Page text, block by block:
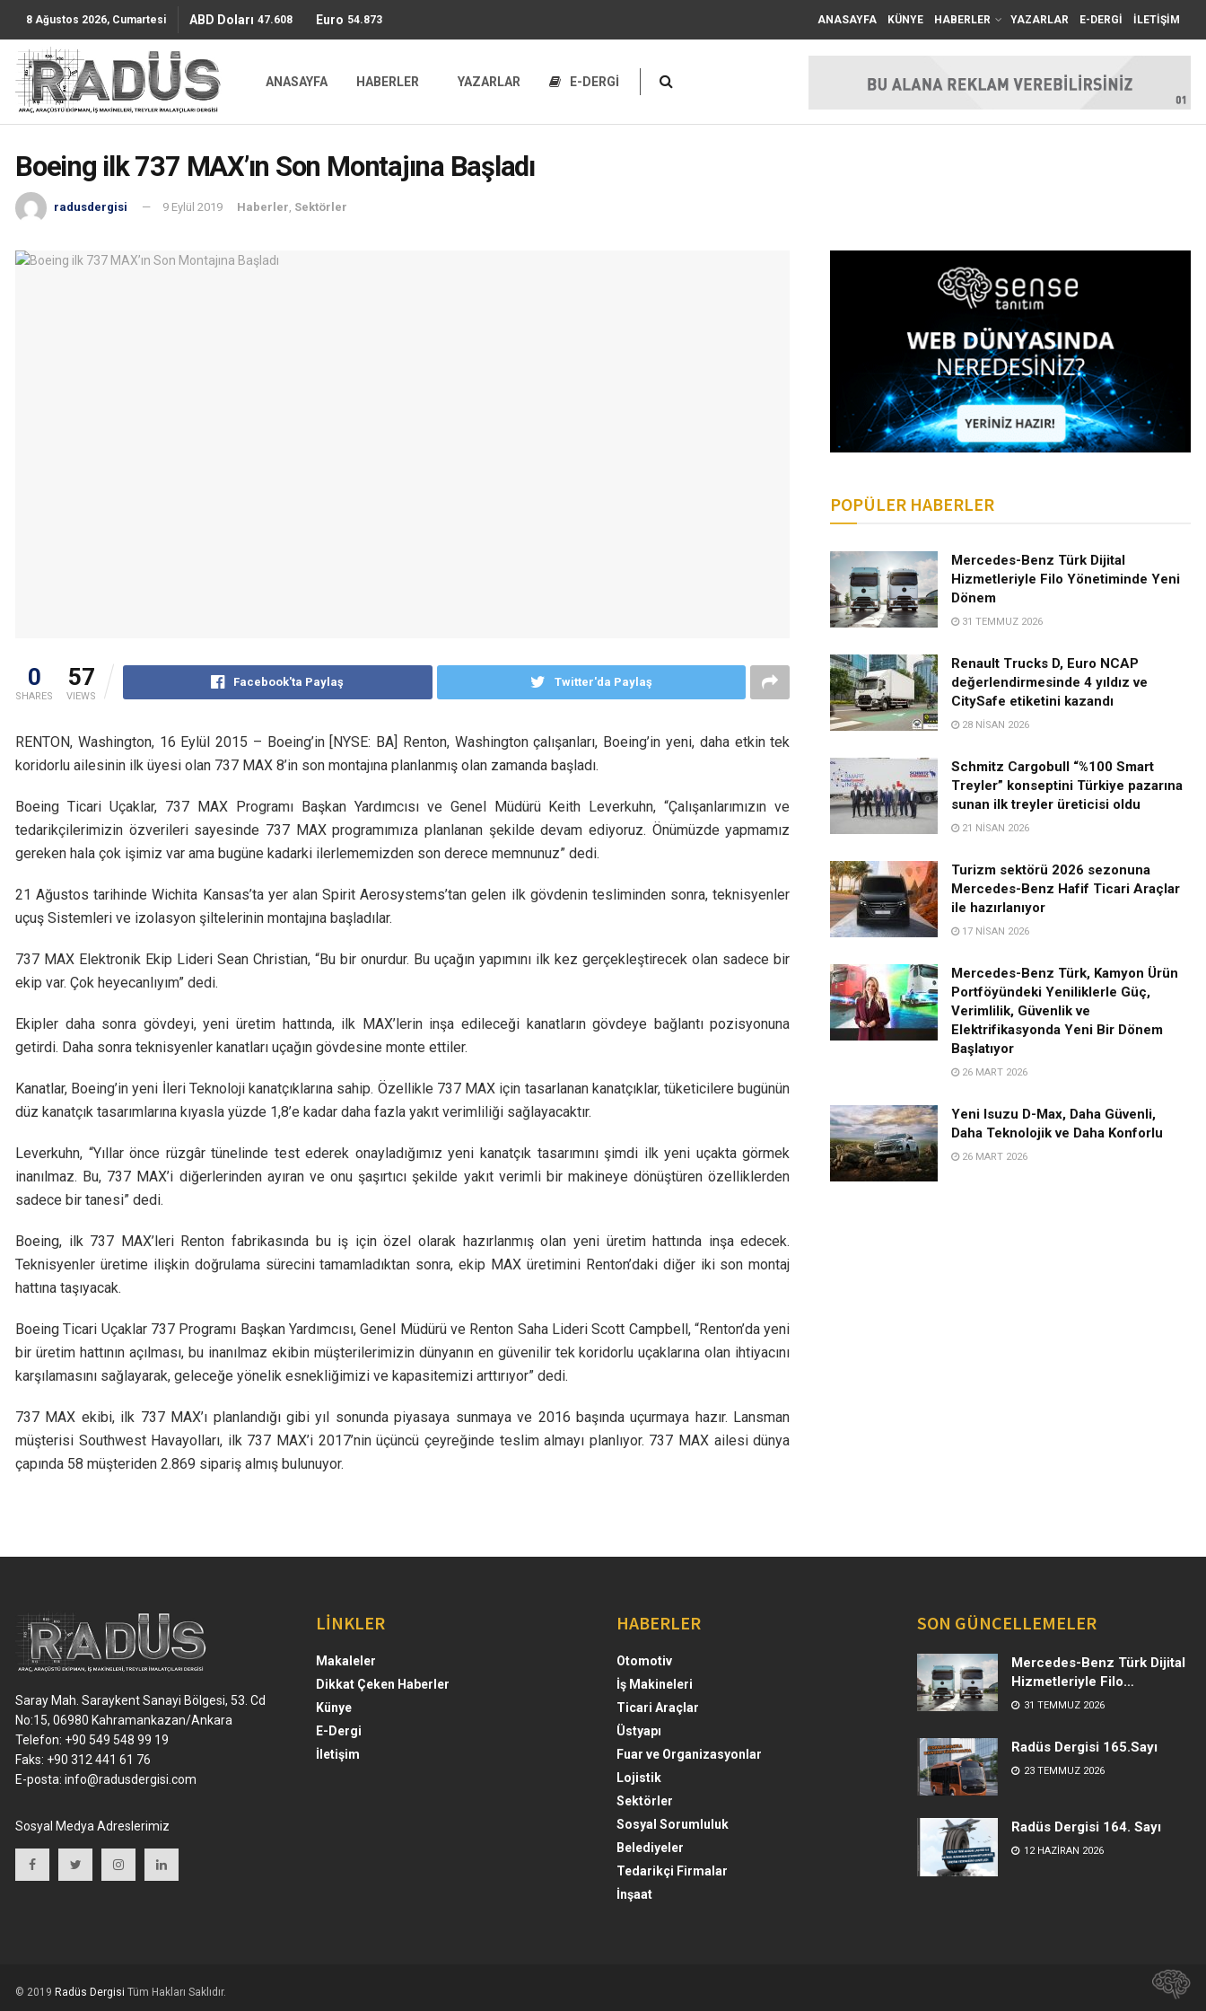
8 Ağustos 2026, Cumartesi ABD Doları 47.6085 Euro 54.8736 ANASAYFA KÜNYE HABERLER YAZARLAR E-DERGİ İLETİŞİM
ANASAYFA HABERLER YAZARLAR E-DERGİ
Boeing ilk 737 MAX’ın Son Montajına Başladı
radusdergisi 9 Eylül 2019 Haberler, Sektörler
0
SHARES
57
VIEWS
Facebook'ta Paylaş Twitter'da Paylaş
RENTON, Washington, 16 Eylül 2015 – Boeing’in [NYSE: BA] Renton, Washington çalışanları, Boeing’in yeni, daha etkin tek
koridorlu ailesinin ilk üyesi olan 737 MAX 8’in son montajına planlanmış olan zamanda başladı.
Boeing Ticari Uçaklar, 737 MAX Programı Başkan Yardımcısı ve Genel Müdürü Keith Leverkuhn, “Çalışanlarımızın ve
tedarikçilerimizin özverileri sayesinde 737 MAX programımıza planlanan şekilde devam ediyoruz. Önümüzde yapmamız
gereken hala çok işimiz var ama bugüne kadarki ilerlememizden son derece memnunuz” dedi.
21 Ağustos tarihinde Wichita Kansas’ta yer alan Spirit Aerosystems’tan gelen ilk gövdenin tesliminden sonra, teknisyenler
uçuş Sistemleri ve izolasyon şiltelerinin montajına başladılar.
737 MAX Elektronik Ekip Lideri Sean Christian, “Bu bir onurdur. Bu uçağın yapımını ilk kez gerçekleştirecek olan sadece bir
ekip var. Çok heyecanlıyım” dedi.
Ekipler daha sonra gövdeyi, yeni üretim hattında, ilk MAX’lerin inşa edileceği kanatların gövdeye bağlantı pozisyonuna
getirdi. Daha sonra teknisyenler kanatları uçağın gövdesine monte ettiler.
Kanatlar, Boeing’in yeni İleri Teknoloji kanatçıklarına sahip. Özellikle 737 MAX için tasarlanan kanatçıklar, tüketicilere bugünün
düz kanatçık tasarımlarına kıyasla yüzde 1,8’e kadar daha fazla yakıt verimliliği sağlayacaktır.
Leverkuhn, “Yıllar önce rüzgâr tünelinde test ederek onayladığımız yeni kanatçık tasarımını şimdi ilk yeni uçakta görmek
inanılmaz. Bu, 737 MAX’i diğerlerinden ayıran ve onu şaşırtıcı şekilde yakıt verimli bir makineye dönüştüren özelliklerden
sadece bir tanesi” dedi.
Boeing, ilk 737 MAX’leri Renton fabrikasında bu iş için özel olarak hazırlanmış olan yeni üretim hattında inşa edecek.
Teknisyenler üretime ilişkin doğrulama sürecini tamamladıktan sonra, ekip MAX üretimini Renton’daki diğer iki son montaj
hattına taşıyacak.
Boeing Ticari Uçaklar 737 Programı Başkan Yardımcısı, Genel Müdürü ve Renton Saha Lideri Scott Campbell, “Renton’da yeni
bir üretim hattının açılması, bu inanılmaz ekibin müşterilerimizin dünyanın en güvenilir tek koridorlu uçaklarına olan ihtiyacını
karşılamasını sağlayarak, geleceğe yönelik esnekliğimizi ve kapasitemizi arttırıyor” dedi.
737 MAX ekibi, ilk 737 MAX’ı planlandığı gibi yıl sonunda piyasaya sunmaya ve 2016 başında uçurmaya hazır. Lansman
müşterisi Southwest Havayolları, ilk 737 MAX’i 2017’nin üçüncü çeyreğinde teslim almayı planlıyor. 737 MAX ailesi dünya
çapında 58 müşteriden 2.869 sipariş almış bulunuyor.
POPÜLER HABERLER
Mercedes-Benz Türk Dijital
Hizmetleriyle Filo Yönetiminde Yeni
Dönem
31 TEMMUZ 2026
Renault Trucks D, Euro NCAP
değerlendirmesinde 4 yıldız ve
CitySafe etiketini kazandı
28 NISAN 2026
Schmitz Cargobull “%100 Smart
Treyler” konseptini Türkiye pazarına
sunan ilk treyler üreticisi oldu
21 NISAN 2026
Turizm sektörü 2026 sezonuna
Mercedes-Benz Hafif Ticari Araçlar
ile hazırlanıyor
17 NISAN 2026
Mercedes-Benz Türk, Kamyon Ürün
Portföyündeki Yeniliklerle Güç,
Verimlilik, Güvenlik ve
Elektrifikasyonda Yeni Bir Dönem
Başlatıyor
26 MART 2026
Yeni Isuzu D-Max, Daha Güvenli,
Daha Teknolojik ve Daha Konforlu
26 MART 2026
Saray Mah. Saraykent Sanayi Bölgesi, 53. Cd
No:15, 06980 Kahramankazan/Ankara
Telefon: +90 549 548 99 19
Faks: +90 312 441 61 76
E-posta: info@radusdergisi.com
Sosyal Medya Adreslerimiz
LİNKLER
Makaleler
Dikkat Çeken Haberler
Künye
E-Dergi
İletişim
HABERLER
Otomotiv
İş Makineleri
Ticari Araçlar
Üstyapı
Fuar ve Organizasyonlar
Lojistik
Sektörler
Sosyal Sorumluluk
Belediyeler
Tedarikçi Firmalar
İnşaat
SON GÜNCELLEMELER
Mercedes-Benz Türk Dijital
Hizmetleriyle Filo
Yönetiminde Yeni Dönem
31 TEMMUZ 2026
Radüs Dergisi 165.Sayı
23 TEMMUZ 2026
Radüs Dergisi 164. Sayı
12 HAZIRAN 2026
© 2019 Radüs Dergisi Tüm Hakları Saklıdır.